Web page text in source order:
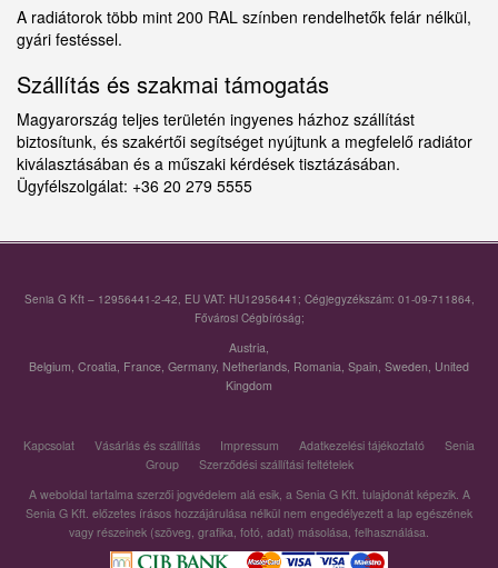
A radiátorok több mint 200 RAL színben rendelhetők felár nélkül,
gyári festéssel.
Szállítás és szakmai támogatás
Magyarország teljes területén ingyenes házhoz szállítást
biztosítunk, és szakértői segítséget nyújtunk a megfelelő radiátor
kiválasztásában és a műszaki kérdések tisztázásában.
Ügyfélszolgálat: +36 20 279 5555
Senia G Kft – 12956441-2-42, EU VAT: HU12956441; Cégjegyzékszám: 01-09-711864,
Fővárosi Cégbíróság;
Austria,
Belgium, Croatia, France, Germany, Netherlands, Romania, Spain, Sweden, United
Kingdom
Kapcsolat Vásárlás és szállítás Impressum Adatkezelési tájékoztató
Senia
Group
Szerződési szállítási feltételek
A weboldal tartalma szerzői jogvédelem alá esik, a Senia G Kft. tulajdonát képezik. A
Senia G Kft. előzetes írásos hozzájárulása nélkül nem engedélyezett a lap egészének
vagy részeinek (szöveg, grafika, fotó, adat) másolása, felhasználása.